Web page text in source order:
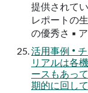
提供されて
レポートの
の優秀さ ▪
活用事例 •
リアルは各
ースもあっ
期的に回し